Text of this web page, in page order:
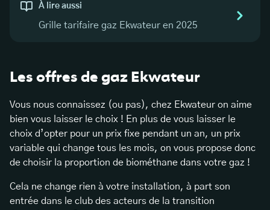
À lire aussi
Grille tarifaire gaz Ekwateur en 2025
Les offres de gaz Ekwateur
Vous nous connaissez (ou pas), chez Ekwateur on aime
bien vous laisser le choix ! En plus de vous laisser le
choix d’opter pour un prix fixe pendant un an, un prix
variable qui change tous les mois, on vous propose donc
de choisir la proportion de biométhane dans votre gaz !
Cela ne change rien à votre installation, à part son
entrée dans le club des acteurs de la transition